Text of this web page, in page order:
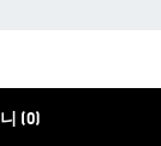
(0)